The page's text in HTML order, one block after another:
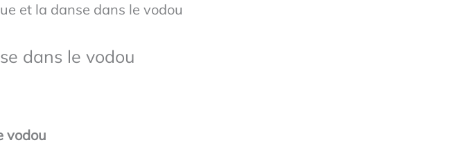
et la danse dans le vodou
dans le vodou
vodou